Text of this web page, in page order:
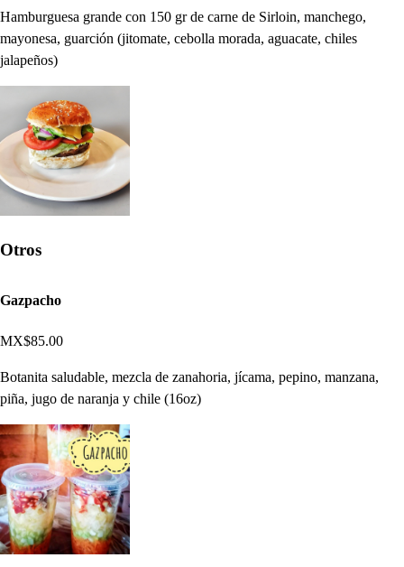
Hamburguesa grande con 150 gr de carne de Sirloin, manchego,
mayonesa, guarción (jitomate, cebolla morada, aguacate, chiles
jalapeños)
Otros
Gazpacho
MX$85.00
Botanita saludable, mezcla de zanahoria, jícama, pepino, manzana,
piña, jugo de naranja y chile (16oz)